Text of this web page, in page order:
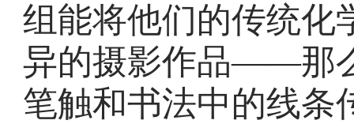
组能将他们的传统化
异的摄影作品——那
笔触和书法中的线条